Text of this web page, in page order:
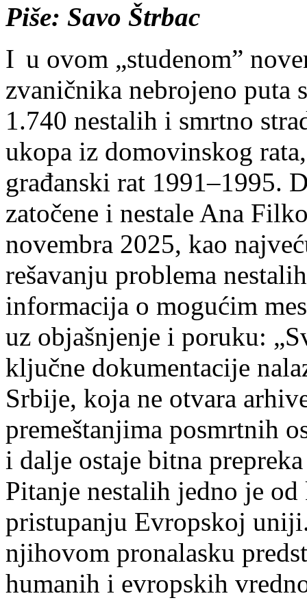
Piše: Savo Štrbac
I u ovom „studenom”
zvaničnika nebrojeno puta
1.740 nestalih i smrtno
ukopa iz domovinskog
građanski rat 1991–1995.
zatočene i nestale Ana
novembra 2025, kao
rešavanju problema
informacija o mogućim
uz objašnjenje i poruku:
ključne dokumentacije
Srbije, koja ne otvara
premeštanjima posmrtnih
i dalje ostaje bitna
Pitanje nestalih jedno je
pristupanju Evropskoj
njihovom pronalasku
humanih i evropskih